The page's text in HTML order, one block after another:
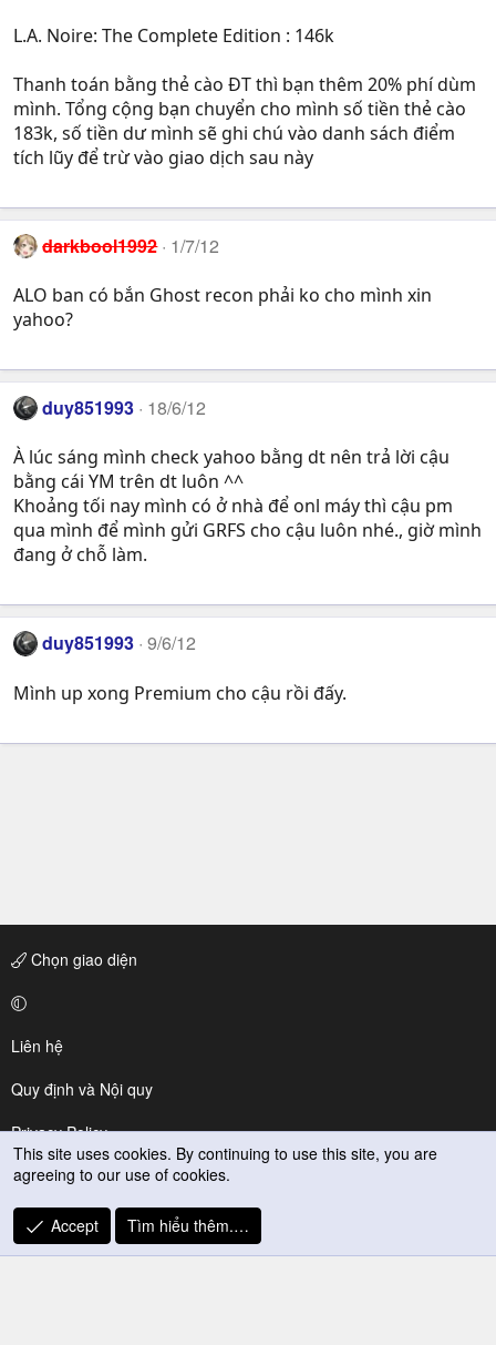
L.A. Noire: The Complete Edition : 146k
Thanh toán bằng thẻ cào ĐT thì bạn thêm 20% phí dùm
mình. Tổng cộng bạn chuyển cho mình số tiền thẻ cào
183k, số tiền dư mình sẽ ghi chú vào danh sách điểm
tích lũy để trừ vào giao dịch sau này
darkbool1992 1/7/12
ALO ban có bắn Ghost recon phải ko cho mình xin
yahoo?
duy851993 18/6/12
À lúc sáng mình check yahoo bằng dt nên trả lời cậu
bằng cái YM trên dt luôn ^^
Khoảng tối nay mình có ở nhà để onl máy thì cậu pm
qua mình để mình gửi GRFS cho cậu luôn nhé., giờ mình
đang ở chỗ làm.
duy851993 9/6/12
Mình up xong Premium cho cậu rồi đấy.
Chọn giao diện
Liên hệ
Quy định và Nội quy
Privacy Policy
Trợ giúp
R
S
This site uses cookies. By continuing to use this site, you are
agreeing to our use of cookies.
Accept Tìm hiểu thêm.…